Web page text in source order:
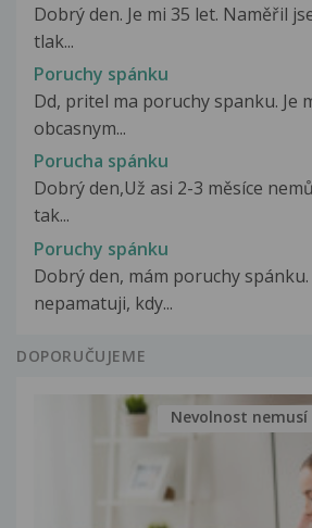
Dobrý den. Je mi 35 let. Naměřil
tlak...
Poruchy spánku
Dd, pritel ma poruchy spanku. Je
obcasnym...
Porucha spánku
Dobrý den,Už asi 2-3 měsíce
tak...
Poruchy spánku
Dobrý den, mám poruchy spánku.
nepamatuji, kdy...
DOPORUČUJEME
Nevolnost